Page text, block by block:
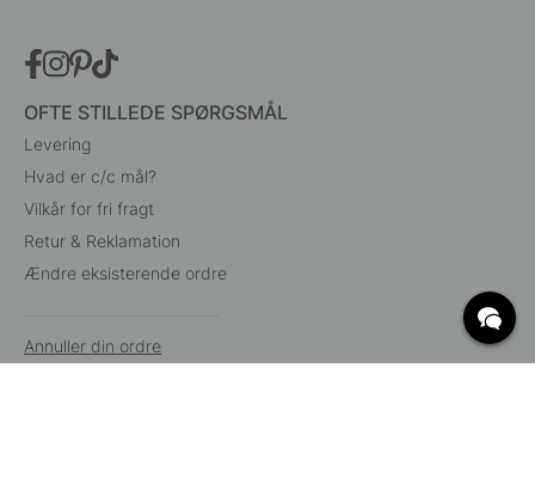
OFTE STILLEDE SPØRGSMÅL
Levering
Hvad er c/c mål?
Vilkår for fri fragt
Retur & Reklamation
Ændre eksisterende ordre
Annuller din ordre